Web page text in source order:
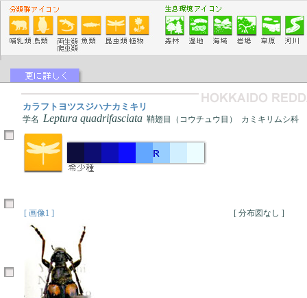
カラフトヨツスジハナカミキリ
学名 Leptura quadrifasciata 鞘翅目（コウチュウ目） カミキリムシ科
[ 画像1 ] [ 分布図なし ]